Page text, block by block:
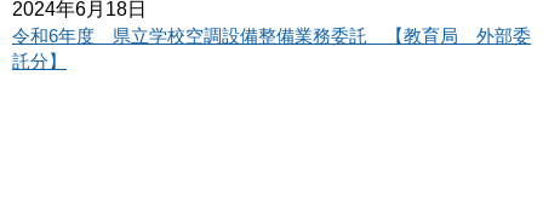
2024年6月18日
令和6年度 県立学校空調設備整備業務委託 【教育局 外部委
託分】